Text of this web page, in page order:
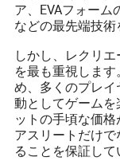
ア、EVAフォー
などの最先端技術
しかし、レクリ
を最も重視しま
め、多くのプレ
動としてゲーム
ットの手頃な価
アスリートだけ
ることを保証して